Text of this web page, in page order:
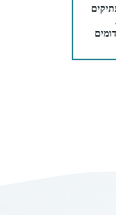
עתיקים